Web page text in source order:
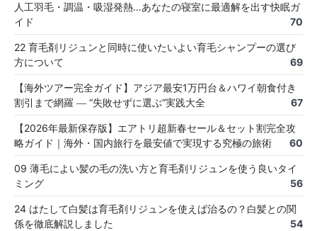
人工羽毛・調温・吸湿発熱…あなたの寝室に最適解を出す快眠ガ
イド
70
22 育毛剤リジュンと同時に使いたいよい育毛シャンプーの選び
方について
69
【海外ツアー完全ガイド】アジア最安1万円台＆ハワイ朝食付き
割引まで網羅 ― “失敗せずに選ぶ”実践大全
67
【2026年最新保存版】エアトリ超新春セール＆セット割完全攻
略ガイド｜海外・国内旅行を最安値で実現する究極の旅術
60
09 薄毛によい髪の毛の洗い方と育毛剤リジュンを使う良いタイ
ミング
56
24 はたして白髪は育毛剤リジュンを使えば治るの？白髪との関
係を徹底解説しました
54